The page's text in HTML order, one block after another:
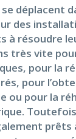
déplacent
des
à résoudre
très vite
pour la
pour
ou pour la
prêts